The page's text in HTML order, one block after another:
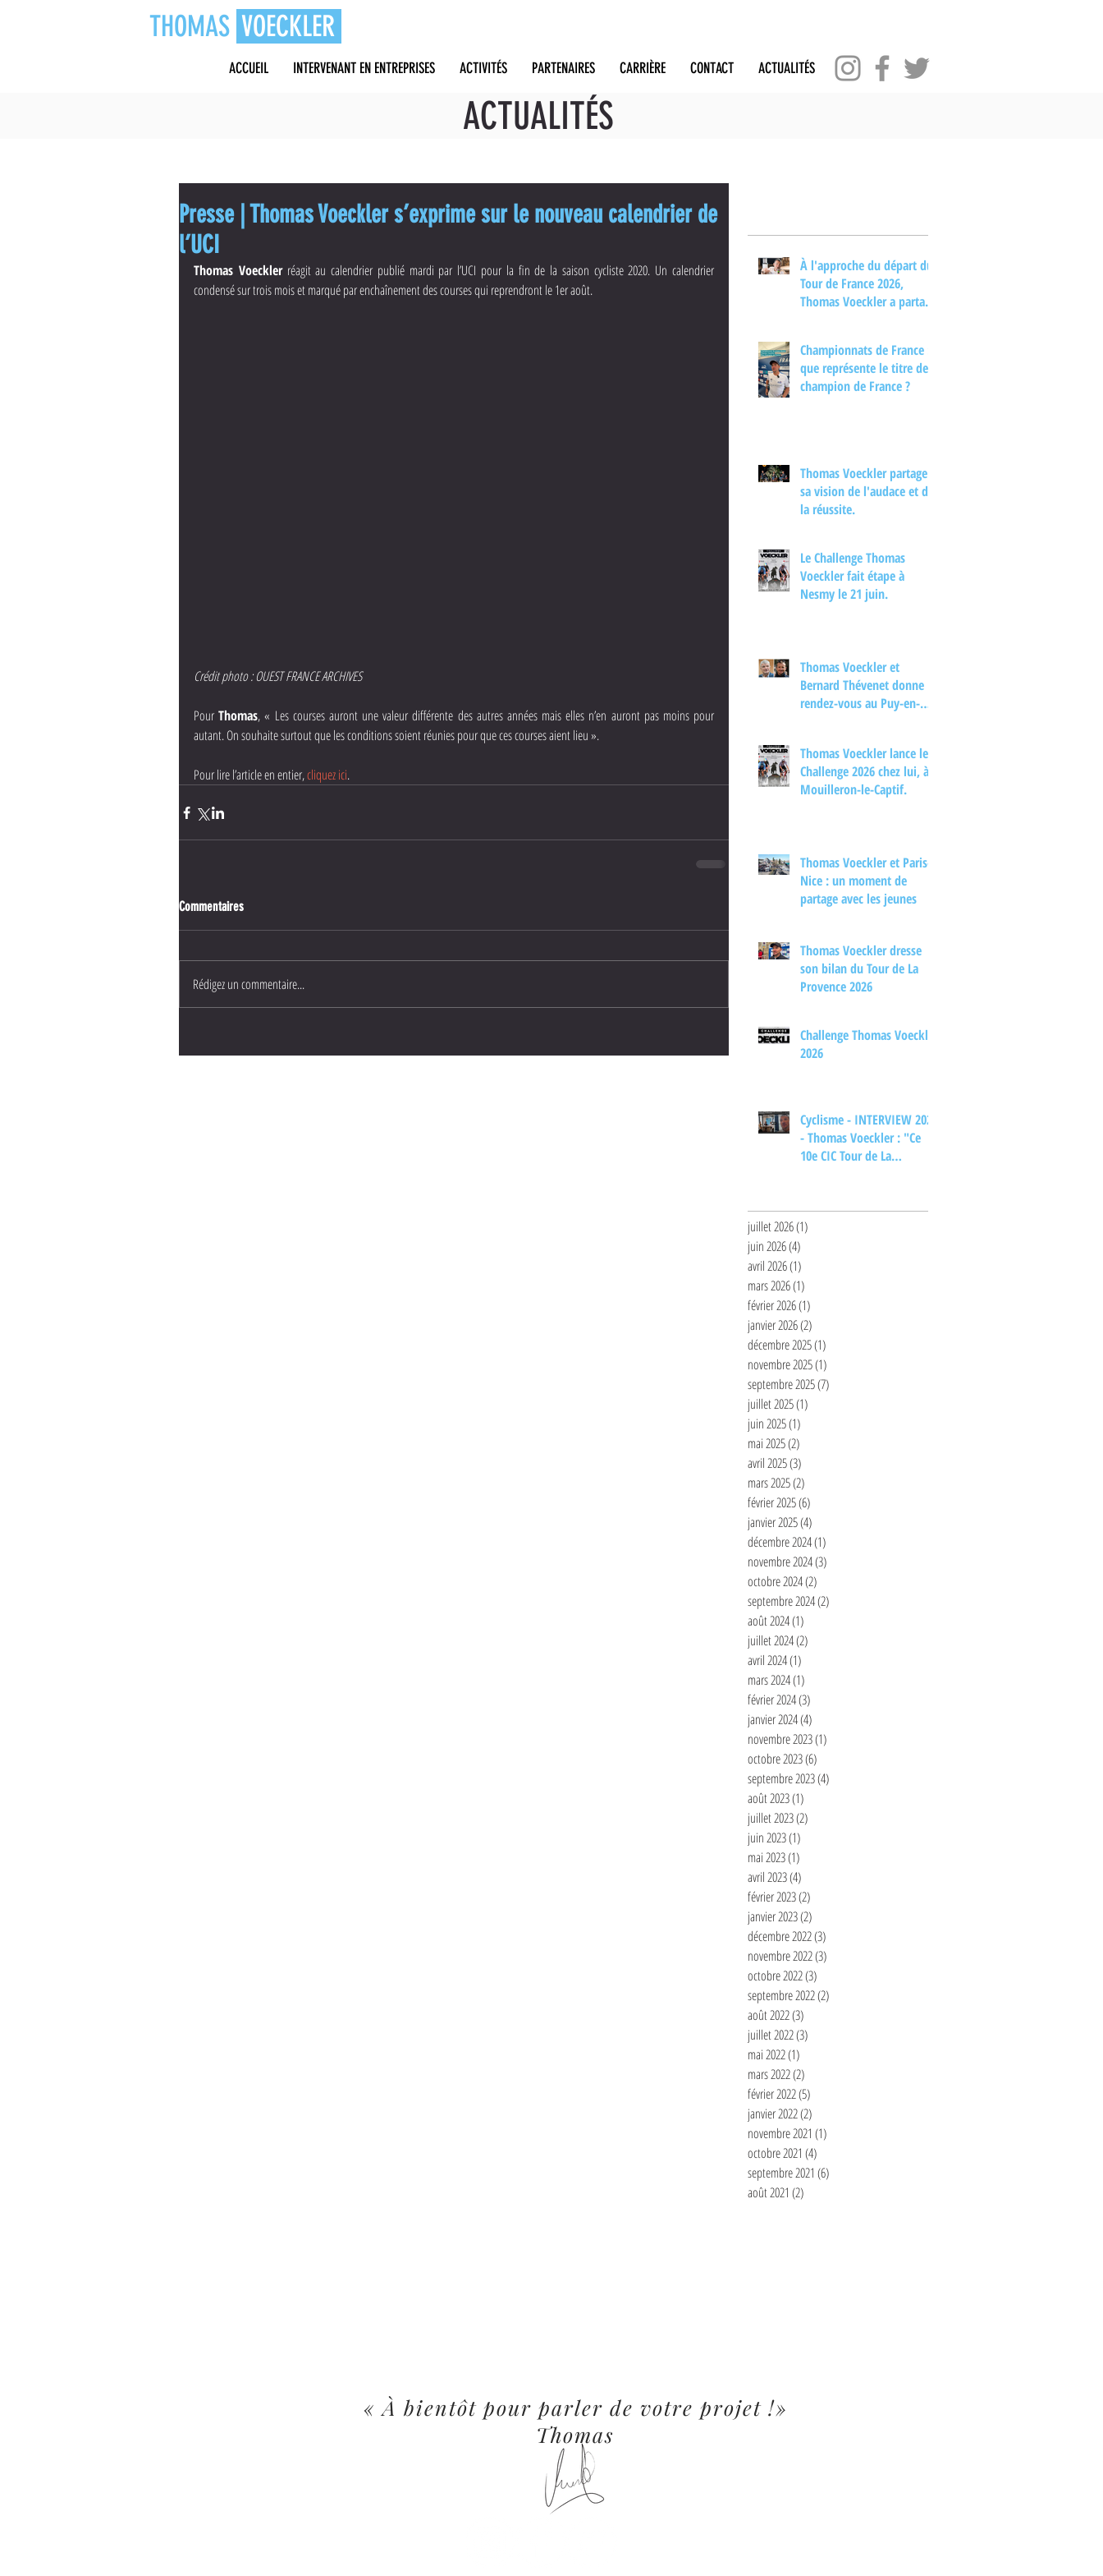
THOMAS VOECKLER
ACCUEIL INTERVENANT EN ENTREPRISES ACTIVITÉS PARTENAIRES CARRIÈRE CONTACT ACTUALITÉS
ACTUALITÉS
Presse | Thomas Voeckler s’exprime sur le nouveau calendrier de
l’UCI
Thomas Voeckler réagit au calendrier publié mardi par l’UCI pour la fin de la saison cycliste 2020. Un calendrier
condensé sur trois mois et marqué par enchaînement des courses qui reprendront le 1er août.
Crédit photo : OUEST FRANCE ARCHIVES
Pour Thomas, « Les courses auront une valeur différente des autres années mais elles n’en auront pas moins pour
autant. On souhaite surtout que les conditions soient réunies pour que ces courses aient lieu ».
Pour lire l’article en entier, cliquez ici.
Commentaires
Rédigez un commentaire...
À l'approche du départ du
Tour de France 2026,
Thomas Voeckler a partagé
nouvelle édition dans une
interview.
Championnats de France :
que représente le titre de
champion de France ?
Thomas Voeckler partage
sa vision de l'audace et de
la réussite.
Le Challenge Thomas
Voeckler fait étape à
Nesmy le 21 juin.
Thomas Voeckler et
Bernard Thévenet donne
rendez-vous au Puy-en-
cyclisme
Thomas Voeckler lance le
Challenge 2026 chez lui, à
Mouilleron-le-Captif.
Thomas Voeckler et Paris-
Nice : un moment de
partage avec les jeunes
Thomas Voeckler dresse
son bilan du Tour de La
Provence 2026
Challenge Thomas Voeckler
2026
Cyclisme - INTERVIEW 2026
- Thomas Voeckler : "Ce
10e CIC Tour de La
juillet 2026(1)
juin 2026(4)
avril 2026(1)
mars 2026(1)
février 2026(1)
janvier 2026(2)
décembre 2025(1)
novembre 2025(1)
septembre 2025(7)
juillet 2025(1)
juin 2025(1)
mai 2025(2)
avril 2025(3)
mars 2025(2)
février 2025(6)
janvier 2025(4)
décembre 2024(1)
novembre 2024(3)
octobre 2024(2)
septembre 2024(2)
août 2024(1)
juillet 2024(2)
avril 2024(1)
mars 2024(1)
février 2024(3)
janvier 2024(4)
novembre 2023(1)
octobre 2023(6)
septembre 2023(4)
août 2023(1)
juillet 2023(2)
juin 2023(1)
mai 2023(1)
avril 2023(4)
février 2023(2)
janvier 2023(2)
décembre 2022(3)
novembre 2022(3)
octobre 2022(3)
septembre 2022(2)
août 2022(3)
juillet 2022(3)
mai 2022(1)
mars 2022(2)
février 2022(5)
janvier 2022(2)
novembre 2021 (1)
octobre 2021 (4)
septembre 2021 (6)
août 2021 (2)
« À bientôt pour parler de votre projet !»
Thomas